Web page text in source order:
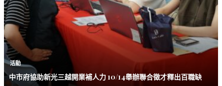
活動
中市府協助新光三越開業補人力 10/14舉辦聯合徵才釋出百職缺